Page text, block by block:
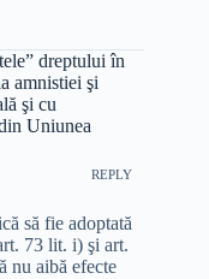
dreptului în
amnistiei şi
şi cu
Uniunea
REPLY
să fie adoptată
73 lit. i) şi art.
nu aibă efecte